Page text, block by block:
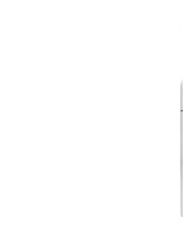
Pflege für alle
versorgt das